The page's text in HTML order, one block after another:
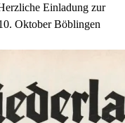
Einladung zur
Oktober Böblingen